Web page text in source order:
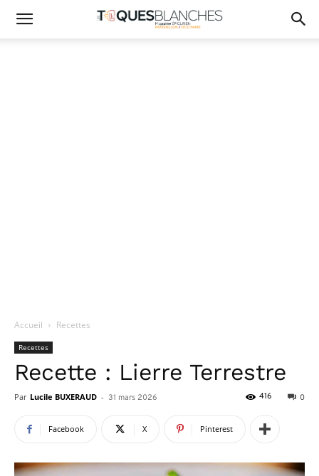
Accueil Recettes
Recettes
Recette : Lierre Terrestre
Par Lucile BUXERAUD - 31 mars 2026 0
416
Facebook X Pinterest